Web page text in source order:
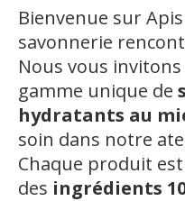
Bienvenue sur
savonnerie
Nous vous
gamme unique de
hydratants au
soin dans notre
Chaque produit
des ingrédients